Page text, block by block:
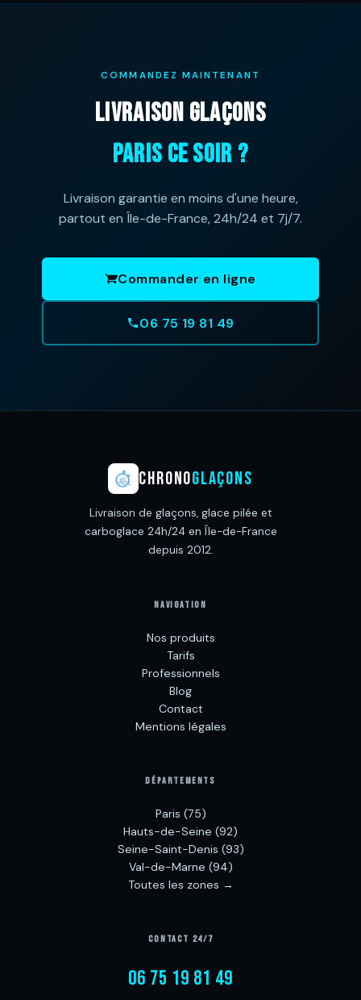
COMMANDEZ MAINTENANT
LIVRAISON GLAÇONS
PARIS CE SOIR ?
Livraison garantie en moins d'une heure,
partout en Île-de-France, 24h/24 et 7j/7.
Commander en ligne
06 75 19 81 49
CHRONOGLAÇONS
Livraison de glaçons, glace pilée et
carboglace 24h/24 en Île-de-France
depuis 2012.
NAVIGATION
Nos produits
Tarifs
Professionnels
Blog
Contact
Mentions légales
DÉPARTEMENTS
Paris (75)
Hauts-de-Seine (92)
Seine-Saint-Denis (93)
Val-de-Marne (94)
Toutes les zones →
CONTACT 24/7
06 75 19 81 49